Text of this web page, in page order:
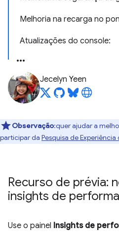
Melhoria na recarga no
Atualizações do console:
Jecelyn Yeen
Observação:quer ajudar a
participar da Pesquisa de
Recurso de prévia:
insights de
Use o painel Insights de